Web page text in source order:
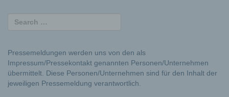
Pressemeldungen werden uns von den als
Impressum/Pressekontakt genannten Personen/Unternehmen
übermittelt. Diese Personen/Unternehmen sind für den Inhalt der
jeweiligen Pressemeldung verantwortlich.